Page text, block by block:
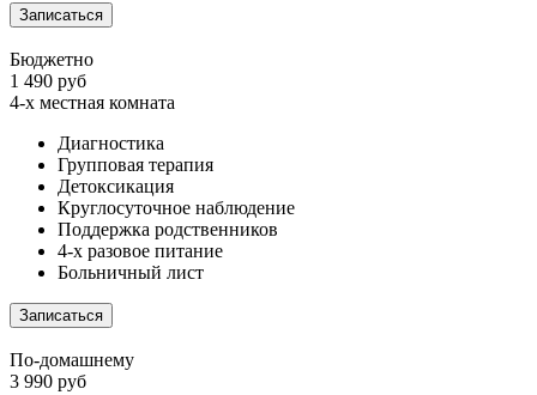
Записаться
Бюджетно
1 490 руб
4-х местная комната
Диагностика
Групповая терапия
Детоксикация
Круглосуточное наблюдение
Поддержка родственников
4-х разовое питание
Больничный лист
Записаться
По-домашнему
3 990 руб